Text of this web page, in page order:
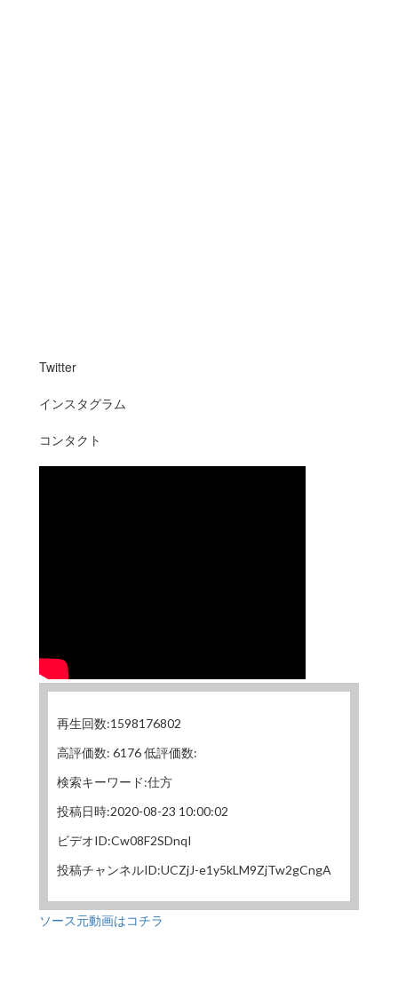
Twitter
インスタグラム
コンタクト
再生回数:1598176802
高評価数: 6176 低評価数:
検索キーワード:仕方
投稿日時:2020-08-23 10:00:02
ビデオID:Cw08F2SDnqI
投稿チャンネルID:UCZjJ-e1y5kLM9ZjTw2gCngA
ソース元動画はコチラ